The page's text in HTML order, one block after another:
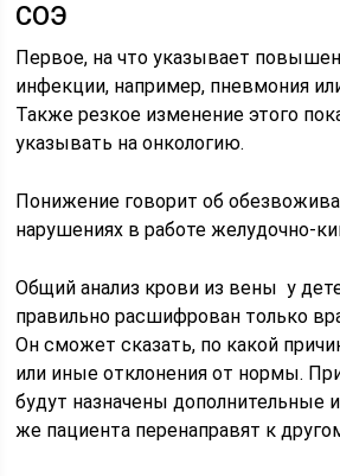
СОЭ
Первое, на что указывает
инфекции, например, пневмония
Также резкое изменение этого
указывать на онкологию.
Понижение говорит об
нарушениях в работе желудочно-
Общий анализ крови из вены у
правильно расшифрован только
Он сможет сказать, по какой
или иные отклонения от нормы.
будут назначены дополнительные
же пациента перенаправят к